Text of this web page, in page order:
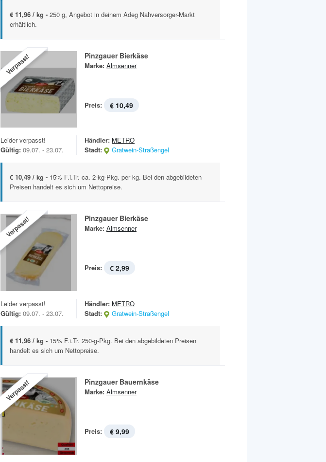
€ 11,96 / kg - 250 g, Angebot in deinem Adeg Nahversorger-Markt
erhältlich.
Verpasst! Pinzgauer Bierkäse
Marke: Almsenner
Preis: € 10,49
Leider verpasst!
Gültig: 09.07. - 23.07.
Händler: METRO
Stadt:
Gratwein-Straßengel
€ 10,49 / kg - 15% F.i.Tr. ca. 2-kg-Pkg. per kg. Bei den abgebildeten
Preisen handelt es sich um Nettopreise.
Verpasst! Pinzgauer Bierkäse
Marke: Almsenner
Preis: € 2,99
Leider verpasst!
Gültig: 09.07. - 23.07.
Händler: METRO
Stadt:
Gratwein-Straßengel
€ 11,96 / kg - 15% F.i.Tr. 250-g-Pkg. Bei den abgebildeten Preisen
handelt es sich um Nettopreise.
Verpasst! Pinzgauer Bauernkäse
Marke: Almsenner
Preis: € 9,99